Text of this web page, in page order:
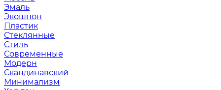
Эмаль
Экошпон
Пластик
Стеклянные
Стиль
Современные
Модерн
Скандинавский
Минимализм